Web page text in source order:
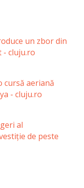
un zbor din
- cluju.ro
cursă aeriană
- cluju.ro
al
de peste